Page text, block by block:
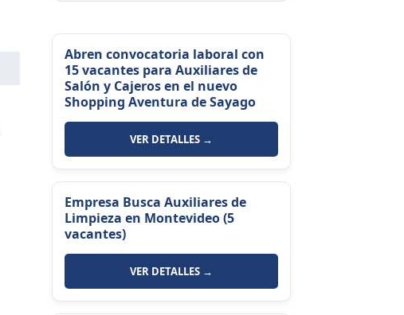
Abren convocatoria laboral con
15 vacantes para Auxiliares de
Salón y Cajeros en el nuevo
Shopping Aventura de Sayago
VER DETALLES →
Empresa Busca Auxiliares de
Limpieza en Montevideo (5
vacantes)
VER DETALLES →